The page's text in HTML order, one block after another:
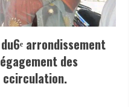
arrondissement
des